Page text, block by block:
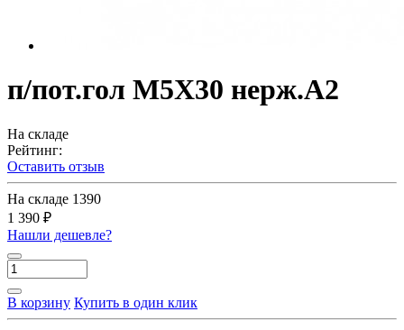
п/пот.гол M5X30 нерж.A2
На складе
Рейтинг:
Оставить отзыв
На складе 1390
1 390 ₽
Нашли дешевле?
В корзину Купить в один клик